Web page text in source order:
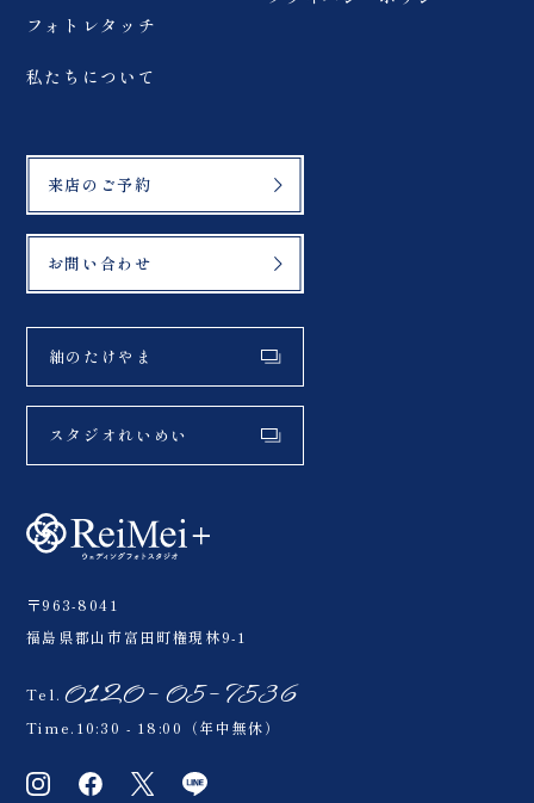
〒963-8041
福島県郡山市富田町権現林9-1
Tel. 0120-05-7536
Time.10:30 - 18:00（年中無休）
フォトレタッチ
私たちについて
来店のご予約
お問い合わせ
紬のたけやま
スタジオれいめい